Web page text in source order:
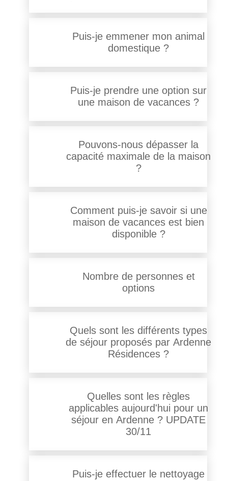
Puis-je emmener mon animal
domestique ?
Puis-je prendre une option sur
une maison de vacances ?
Pouvons-nous dépasser la
capacité maximale de la maison
?
Comment puis-je savoir si une
maison de vacances est bien
disponible ?
Nombre de personnes et
options
Quels sont les différents types
de séjour proposés par Ardenne
Résidences ?
Quelles sont les règles
applicables aujourd'hui pour un
séjour en Ardenne ? UPDATE
30/11
Puis-je effectuer le nettoyage